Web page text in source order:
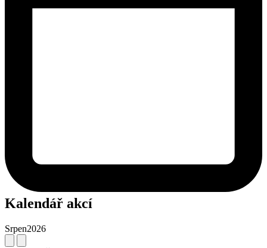
Kalendář akcí
Srpen2026